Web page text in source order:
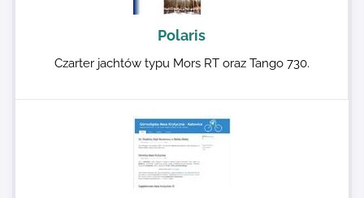
Polaris
Czarter jachtów typu Mors RT oraz Tango 730.